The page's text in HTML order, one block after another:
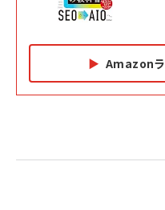
Amazonラ
2億円を売
anan(アン
ベインキャ